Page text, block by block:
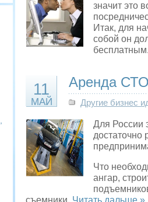
значит это
Итак, для
собой он
11
МАЙ
Аренда
Другие бизнес
Для России
достаточно
Что
ангар,
съемники. Читать дальше »